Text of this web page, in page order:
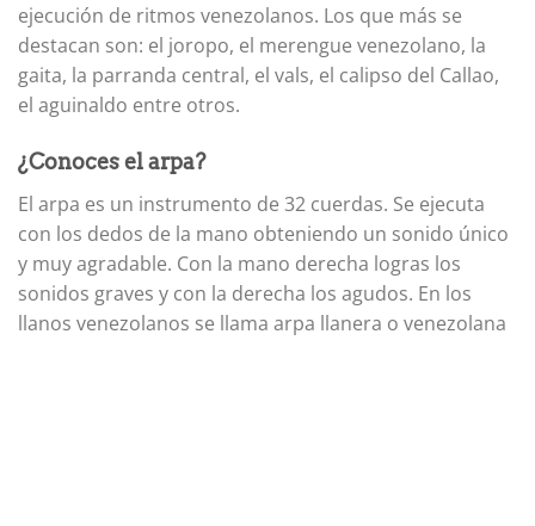
ejecución de ritmos venezolanos. Los que más se
destacan son: el joropo, el merengue venezolano, la
gaita, la parranda central, el vals, el calipso del Callao,
el aguinaldo entre otros.
¿Conoces el arpa?
El arpa es un instrumento de 32 cuerdas. Se ejecuta
con los dedos de la mano obteniendo un sonido único
y muy agradable. Con la mano derecha logras los
sonidos graves y con la derecha los agudos. En los
llanos venezolanos se llama arpa llanera o venezolana